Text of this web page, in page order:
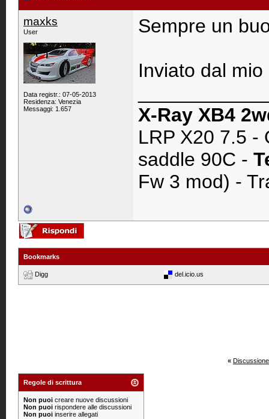
maxks
User
Data registr.: 07-05-2013
Residenza: Venezia
Messaggi: 1.657
Sempre un
Inviato dal
X-Ray XB4
LRP X20 7.5 -
saddle 90C -
Fw 3 mod) -
Bookmarks
Digg del.icio.us
«
Regole di scrittura
Non puoi creare nuove discussioni
Non puoi rispondere alle discussioni
Non puoi inserire allegati